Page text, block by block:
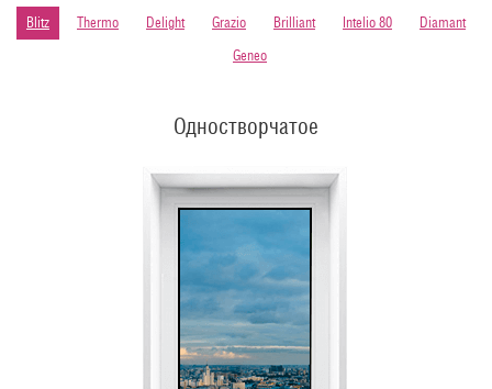
Blitz Thermo Delight Grazio Brilliant Intelio 80
Diamant
Geneo
Одностворчатое